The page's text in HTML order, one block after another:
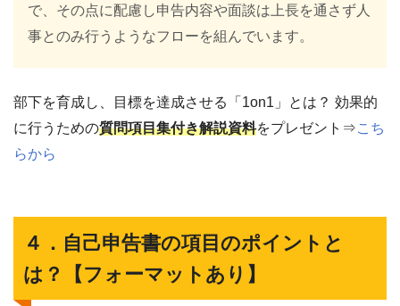
で、その点に配慮し申告内容や面談は上長を通さず人
事とのみ行うようなフローを組んでいます。
部下を育成し、目標を達成させる「1on1」とは？ 効果的
に行うための質問項目集付き解説資料をプレゼント⇒こち
らから
４．自己申告書の項目のポイントと
は？【フォーマットあり】